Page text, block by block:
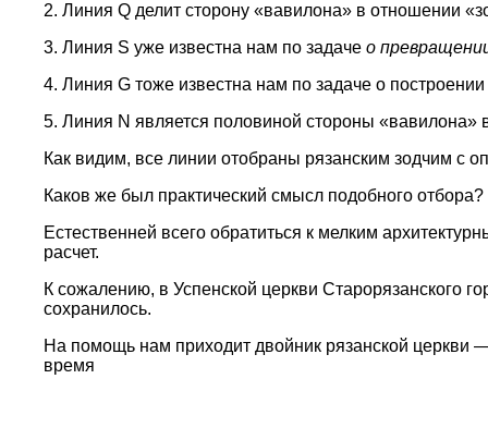
2. Линия Q делит сторону «вавилона» в отношении
3. Линия S уже известна нам по задаче о
4. Линия G тоже известна нам по задаче о построении
5. Линия N является половиной стороны «вавилона»
Как видим, все линии отобраны рязанским зодчим с
Каков же был практический смысл подобного отбора?
Естественней всего обратиться к мелким
расчет.
К сожалению, в Успенской церкви Старорязанского
сохранилось.
На помощь нам приходит двойник рязанской церкви
время